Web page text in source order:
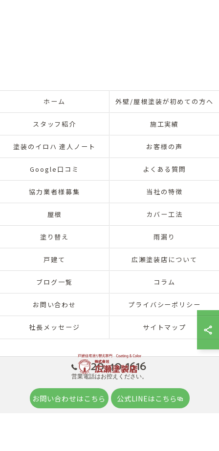
0120-40-1616
営業電話はお控えください。
お問い合わせはこちら 公式LINEはこちら
ホーム 外壁/屋根塗装が初めての方へ
スタッフ紹介 施工実績
塗装のイロハ 達人ノート お客様の声
Google口コミ よくある質問
協力業者様募集 当社の特徴
屋根 カバー工法
塗り替え 雨漏り
戸建て 広瀬塗装店について
ブログ一覧 コラム
お問い合わせ プライバシーポリシー
社長メッセージ サイトマップ
© 2026 兵庫県神戸市北区の外壁塗装は株式会社広瀬塗装店 ALL RIGHTS
RESERVED.